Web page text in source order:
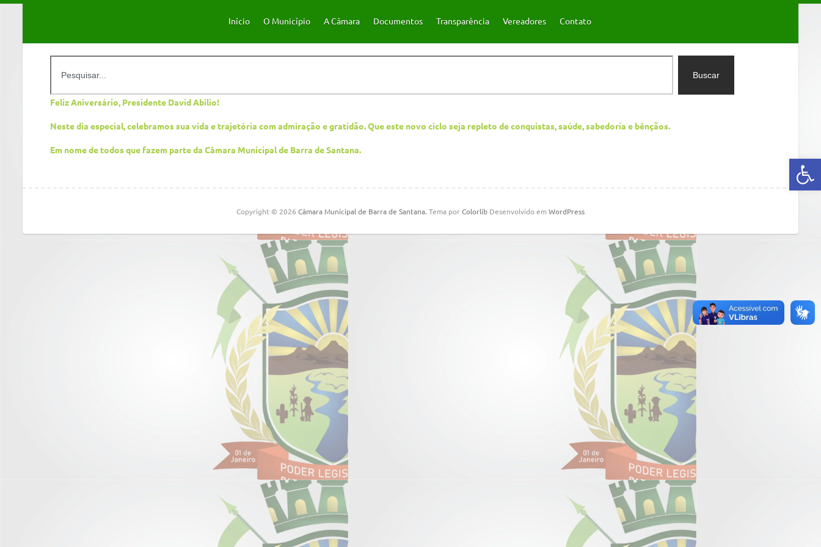
Abrir a barra de ferramentas
Início O Município A Câmara Documentos Transparência Vereadores Contato
Buscar
Feliz Aniversário, Presidente David Abílio!
Neste dia especial, celebramos sua vida e trajetória com admiração e gratidão. Que este novo ciclo seja repleto de conquistas, saúde, sabedoria e bênçãos.
Em nome de todos que fazem parte da Câmara Municipal de Barra de Santana.
Copyright © 2026 Câmara Municipal de Barra de Santana. Tema porColorlib Desenvolvido emWordPress